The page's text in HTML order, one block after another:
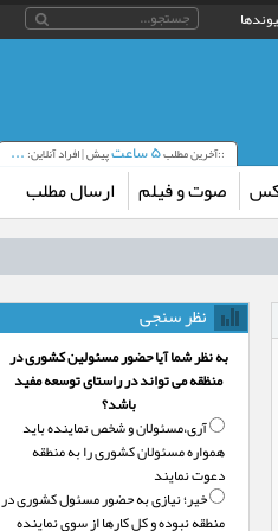
::آخرین مطلب۵ ساعت پیش | افراد آنلاین:...
صوت و فیلم ارسال مطلب
نظر سنجی
به نظر شما آیا حضور مسئولین کشوری در
منظقه می تواند در راستای توسعه مفید
باشد؟
آری،‌مسئولان و شخص نماینده باید
همواره مسئولان کشوری را به منطقه
دعوت نمایند
خیر؛‌ نیازی به حضور مسئول کشوری در
منطقه نبوده و کل کارها از سوی نماینده